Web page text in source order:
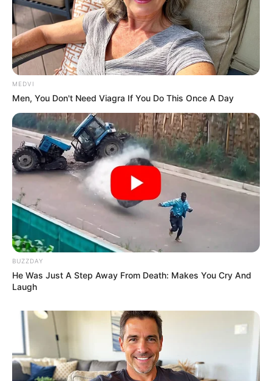
BUSCAR
DESTAQUES
FACEBOOK
DESTAQUES DA SEMANA
Agente de Saúde é indiciada por falsificar
visitas que nunca aconteceram.
Câmara dos Deputados: anuênios, triênios,
quinquênios, sexta-parte e licenças-prêmio
mobilização.
Presidente Kennedy (ES) abre processo
seletivo para Agentes de Saúde e de
Combate às Endemias.
MEDVI
Men, You Don't Need Viagra If You Do This Once A Day
BUZZDAY
He Was Just A Step Away From Death: Makes You Cry And
Laugh